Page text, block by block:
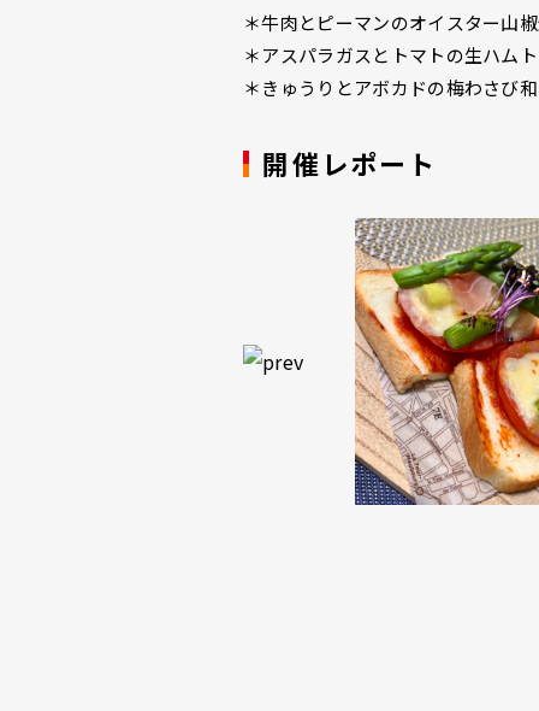
＊牛肉とピーマンのオイスター山
＊アスパラガスとトマトの生ハム
＊きゅうりとアボカドの梅わさび
開催レポート